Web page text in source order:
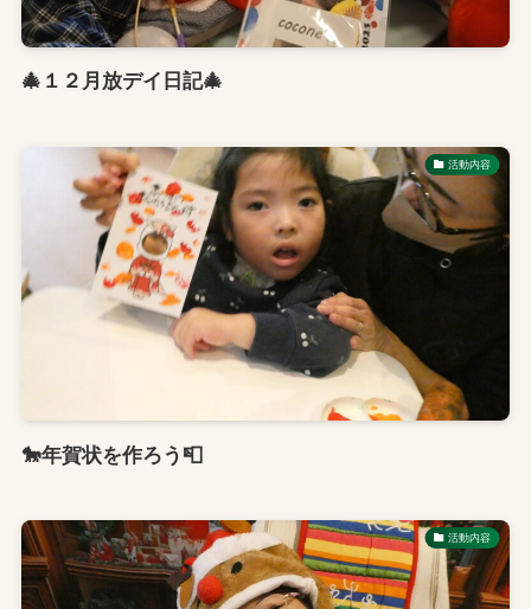
🎄１２月放デイ日記🎄
活動内容
🐎年賀状を作ろう📮
活動内容